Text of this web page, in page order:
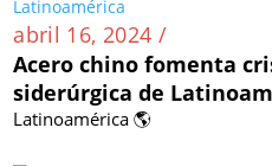
abril 16, 2024 /
Acero chino fomenta
siderúrgica de
Latinoamérica 🌎